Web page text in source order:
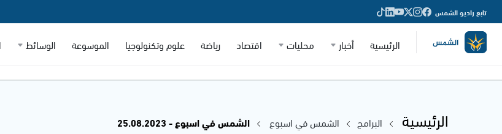
تابع راديو الشمس
الرئيسية أخبار محليات اقتصاد رياضة علوم وتكنولوجيا الموسوعة الوسائط
الرئيسية البرامج الشمس في اسبوع
الشمس في اسبوع - 25.08.2023